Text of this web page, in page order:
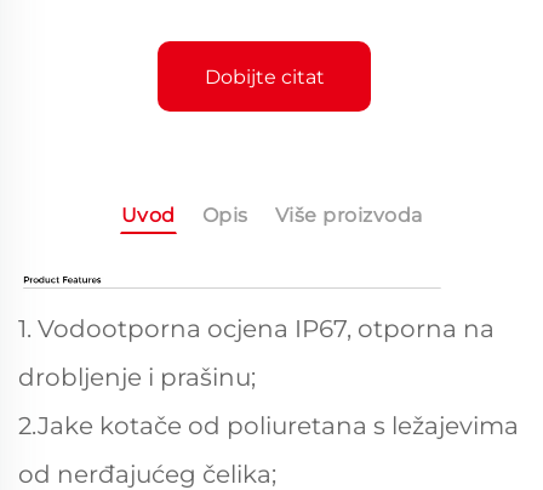
Dobijte citat
Uvod Opis Više proizvoda
1. Vodootporna ocjena IP67, otporna na
drobljenje i prašinu;
2.Jake kotače od poliuretana s ležajevima
od nerđajućeg čelika;